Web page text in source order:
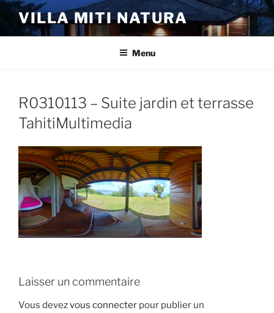
Aller
contenu
VILLA MITI NATURA
Menu
R0310113 – Suite jardin et terrasse
TahitiMultimedia
Laisser un commentaire
Vous devezvous connecter pour publier un